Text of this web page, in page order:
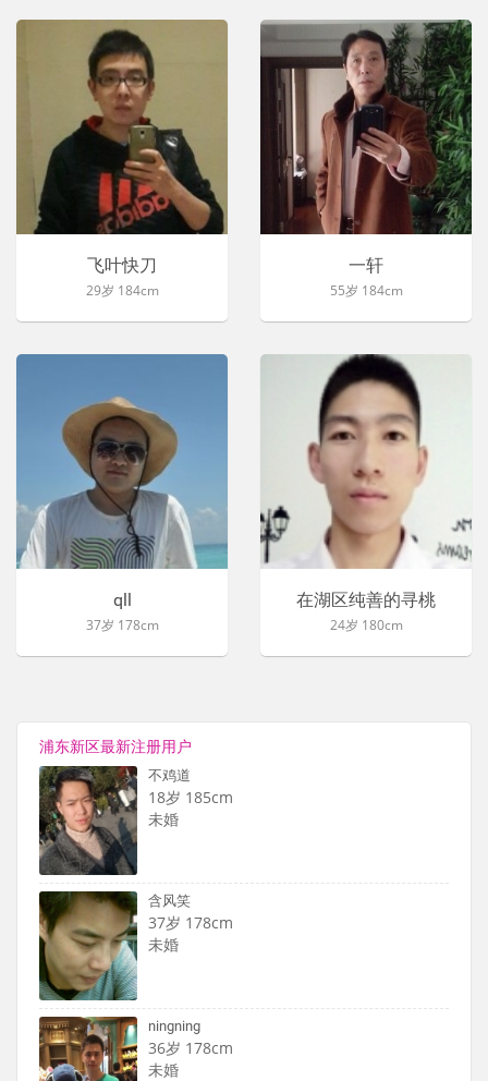
飞叶快刀
29岁 184cm
一轩
55岁 184cm
qll
37岁 178cm
在湖区纯善的寻桃
24岁 180cm
浦东新区最新注册用户
不鸡道
18岁 185cm
未婚
含风笑
37岁 178cm
未婚
ningning
36岁 178cm
未婚